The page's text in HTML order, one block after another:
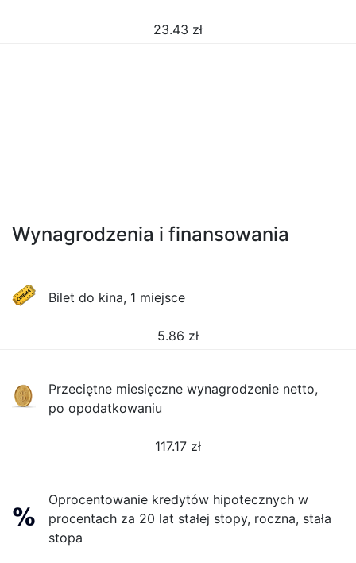
23.43 zł
Wynagrodzenia i finansowania
Bilet do kina, 1 miejsce
5.86 zł
Przeciętne miesięczne wynagrodzenie netto,
po opodatkowaniu
117.17 zł
Oprocentowanie kredytów hipotecznych w
procentach za 20 lat stałej stopy, roczna, stała
stopa